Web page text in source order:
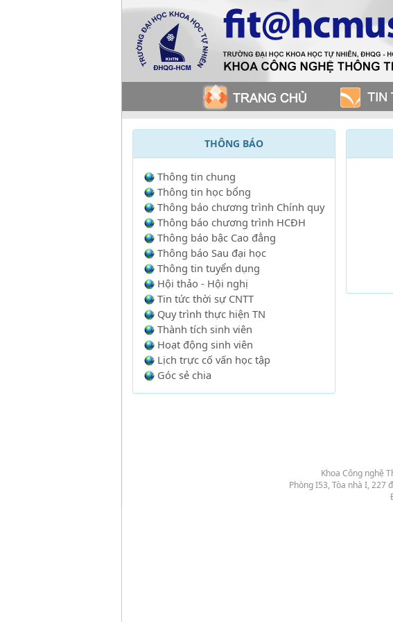
THÔNG BÁO
Thông tin chung
Thông tin học bổng
Thông báo chương trình Chính quy
Thông báo chương trình HCĐH
Thông báo bậc Cao đẳng
Thông báo Sau đại học
Thông tin tuyển dụng
Hội thảo - Hội nghị
Tin tức thời sự CNTT
Quy trình thực hiện TN
Thành tích sinh viên
Hoạt động sinh viên
Lịch trực cố vấn học tập
Góc sẻ chia
Khoa Công nghệ
Phòng I53, Tòa nhà I, 227